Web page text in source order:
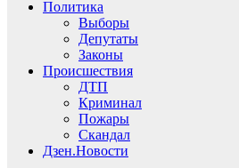
Политика
Выборы
Депутаты
Законы
Происшествия
ДТП
Криминал
Пожары
Скандал
Дзен.Новости